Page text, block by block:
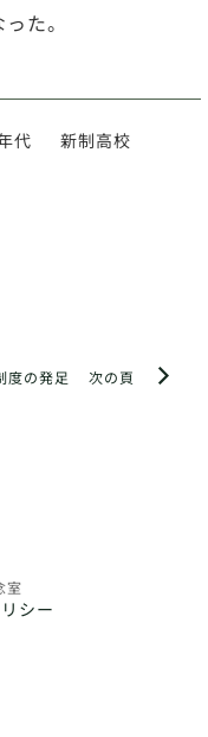
た。
代
新制高校
次の頁
度の発足
室
シー